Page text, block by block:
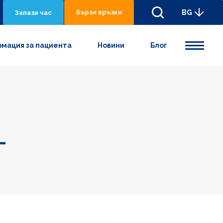
Запази час Бързи връзки BG
за пациента Новини Блог